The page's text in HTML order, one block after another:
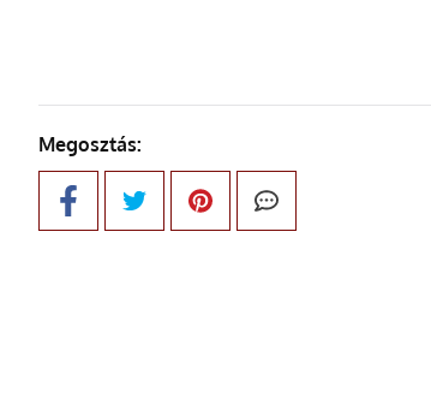
Megosztás: